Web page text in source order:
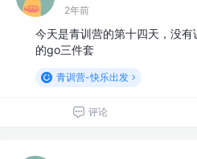
2年前
今天是青训营的第十四天，没
的go三件套
青训营-快乐出发
评论